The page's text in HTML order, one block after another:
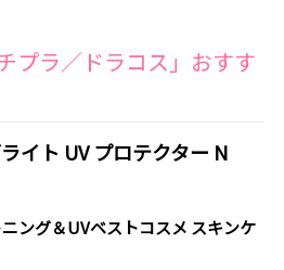
プラ／ドラコス」おすす
イト UV プロテクター N
ニング＆UVベストコスメ スキンケ